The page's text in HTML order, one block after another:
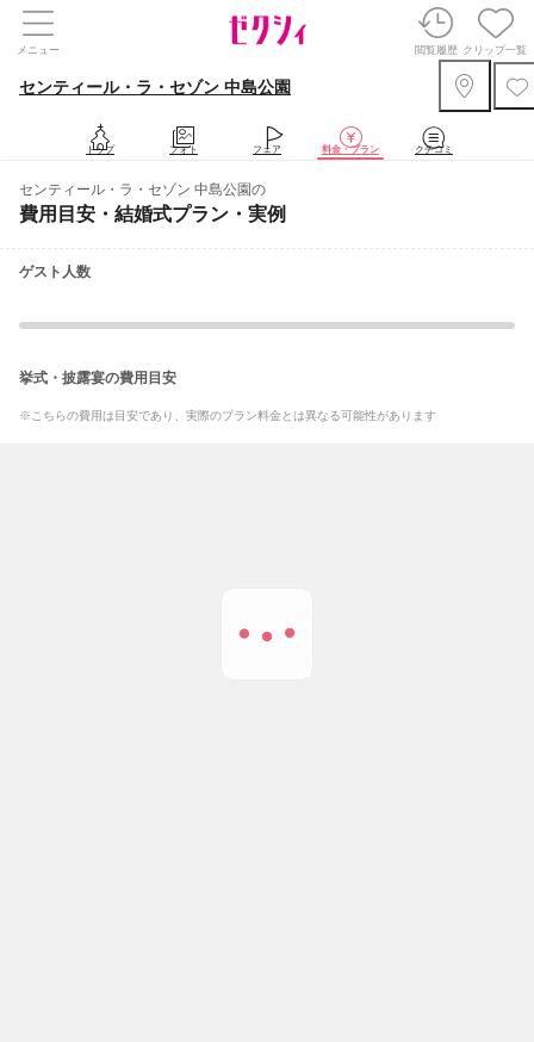
メニュー 閲覧履歴 クリップ一覧
センティール・ラ・セゾン 中島公園
トップ フォト フェア 料金・プラン クチコミ
センティール・ラ・セゾン 中島公園の
費用目安・結婚式プラン・実例
ゲスト人数
挙式・披露宴の費用目安
※こちらの費用は目安であり、実際のプラン料金とは異なる可能性があります